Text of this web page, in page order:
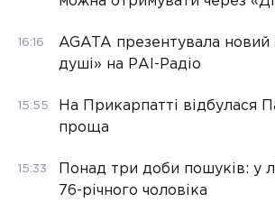
16:16
AGATA презентувала новий
душі» на РАІ-Радіо
15:55
На Прикарпатті відбулася
проща
15:33
Понад три доби пошуків: у
76-річного чоловіка